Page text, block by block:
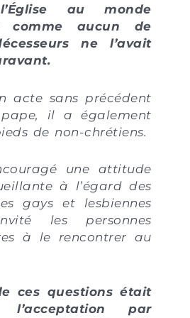
au monde
comme aucun de
ne l’avait
acte sans précédent
il a également
de non-chrétiens.
une attitude
à l’égard des
gays et lesbiennes
les personnes
à le rencontrer au
ces questions était
par